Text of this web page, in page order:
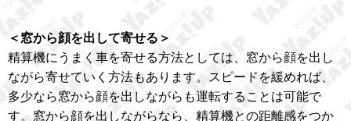
＜窓から顔を出して寄せる＞
精算機にうまく車を寄せる方法としては、窓から顔を出し
ながら寄せていく方法もあります。スピードを緩めれば、
多少なら窓から顔を出しながらも運転することは可能で
す。窓から顔を出しながらなら、精算機との距離感をつか